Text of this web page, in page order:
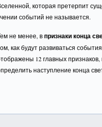
которая претерпит
событий не называется.
не менее, впризнаки конца
как будут развиваться
12 главных
наступление конца